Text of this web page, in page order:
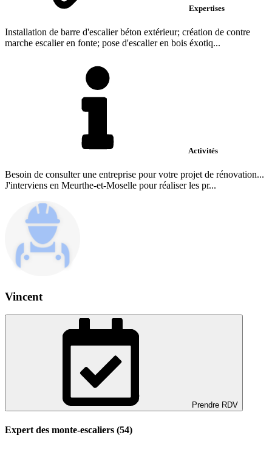
Expertises
Installation de barre d'escalier béton extérieur; création de contre
marche escalier en fonte; pose d'escalier en bois éxotiq...
Activités
Besoin de consulter une entreprise pour votre projet de rénovation...
J'interviens en Meurthe-et-Moselle pour réaliser les pr...
Vincent
Prendre RDV
Expert des monte-escaliers (54)